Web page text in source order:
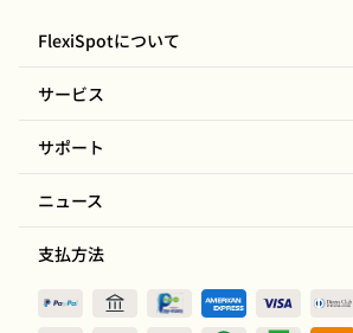
FlexiSpotについて
サービス
サポート
ニュース
支払方法